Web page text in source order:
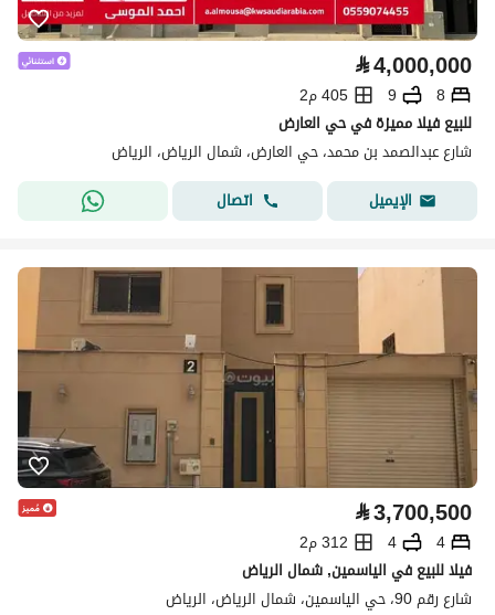
⃁4,000,000
8
9
405 م2
للبيع فيلا مميزة في حي العارض
شارع عبدالصمد بن محمد، حي العارض، شمال الرياض، الرياض
الإيميل
اتصال
⃁3,700,500
4
4
312 م2
فيلا للبيع في الياسمين, شمال الرياض
شارع رقم 90، حي الياسمين، شمال الرياض، الرياض